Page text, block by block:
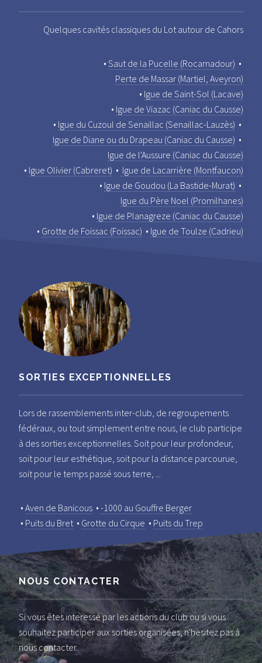
Quelques cavités classiques du Lot autour de Cahors
• Saut de la Pucelle (Rocamadour) •
Perte de Massar (Martiel, Aveyron)
• Igue de Saint-Sol (Lacave)
• Igue de Viazac (Caniac du Causse)
• Igue du Cuzoul de Senaillac (Senaillac-Lauzès) •
Igue de Diane ou du Drapeau (Caniac du Causse) •
Igue de l'Aussure (Caniac du Causse)
• Igue Olivier (Cabreret) • Igue de Lacarrière (Montfaucon)
• Igue de Goudou (La Bastide-Murat) •
Igue du Père Noel (Promilhanes)
• Igue de Planagreze (Caniac du Causse)
• Grotte de Foissac (Foissac) • Igue de Toulze (Cadrieu)
SORTIES EXCEPTIONNELLES
Lors de rassemblements inter-club, de regroupements
fédéraux, ou tout simplement entre nous, le club participe
à des sorties exceptionnelles. Soit pour leur profondeur,
soit pour leur esthétique, soit pour la distance parcourue,
soit pour le temps passé sous terre, ...
• Aven de Banicous • -1000 au Gouffre Berger
• Puits du Bret• Grotte du Cirque • Puits du Trep
NOUS CONTACTER
Si vous êtes interessé par les actions du club ou si vous
souhaitez participer aux sorties organisées, n'hesitez pas à
nous contacter.